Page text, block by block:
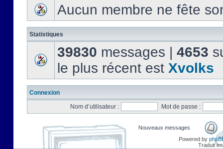
Aucun membre ne fête
Statistiques
39830 messages | 4653
le plus récent est Xvolks
Connexion
Nom d’utilisateur :
Mot de passe :
Nouveaux messages
Powered by
Traduit